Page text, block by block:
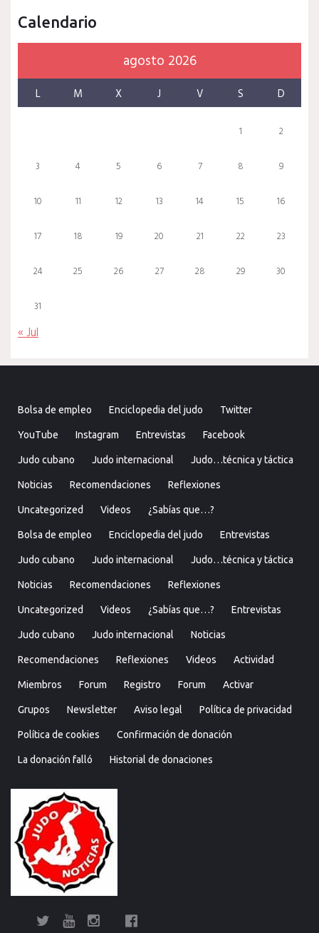
Calendario
agosto 2026
L M X J V S D
1 2
3 4 5 6 7 8 9
10 11 12 13 14 15 16
17 18 19 20 21 22 23
24 25 26 27 28 29 30
31
« Jul
Bolsa de empleo Enciclopedia del judo Twitter
YouTube Instagram Entrevistas Facebook
Judo cubano Judo internacional Judo…técnica y táctica
Noticias Recomendaciones Reflexiones
Uncategorized Videos ¿Sabías que…?
Bolsa de empleo Enciclopedia del judo Entrevistas
Judo cubano Judo internacional Judo…técnica y táctica
Noticias Recomendaciones Reflexiones
Uncategorized Videos ¿Sabías que…? Entrevistas
Judo cubano Judo internacional Noticias
Recomendaciones Reflexiones Videos Actividad
Miembros Forum Registro Forum Activar
Grupos Newsletter Aviso legal Política de privacidad
Política de cookies Confirmación de donación
La donación falló Historial de donaciones
TwitterYouTubeInstagramFacebook